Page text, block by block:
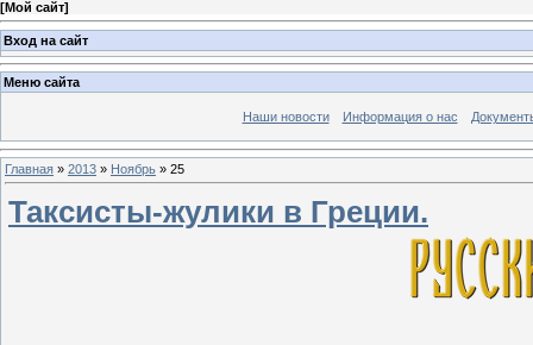
[Мой сайт]
Вход на сайт
Меню сайта
Наши новости Информация о нас
Главная » 2013 » Ноябрь » 25
Таксисты-жулики в Греции.